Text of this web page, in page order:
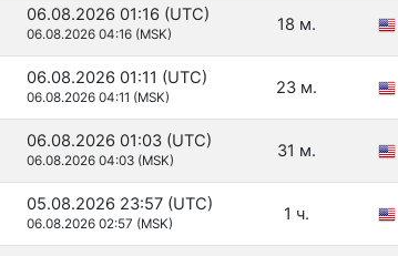
06.08.2026 01:16 (UTC)
06.08.2026 04:16 (MSK) 18 м.
06.08.2026 01:11 (UTC)
06.08.2026 04:11 (MSK) 23 м.
06.08.2026 01:03 (UTC)
06.08.2026 04:03 (MSK) 31 м.
05.08.2026 23:57 (UTC)
06.08.2026 02:57 (MSK) 1 ч.